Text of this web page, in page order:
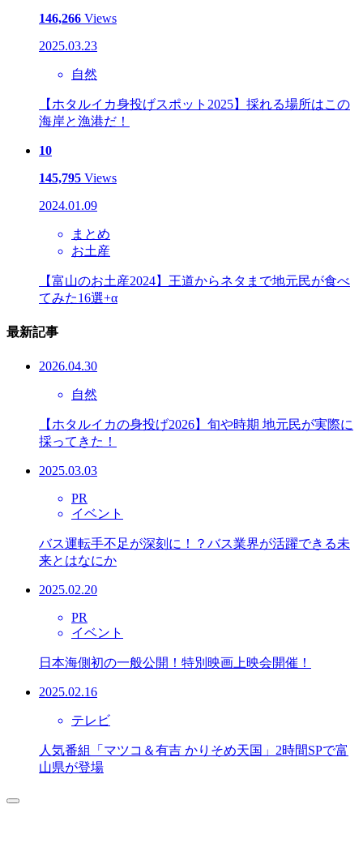
146,266 Views
2025.03.23
自然
【ホタルイカ身投げスポット2025】採れる場所はこの
海岸と漁港だ！
10
145,795 Views
2024.01.09
まとめ
お土産
【富山のお土産2024】王道からネタまで地元民が食べ
てみた16選+α
最新記事
2026.04.30
自然
【ホタルイカの身投げ2026】旬や時期 地元民が実際に
採ってきた！
2025.03.03
PR
イベント
バス運転手不足が深刻に！？バス業界が活躍できる未
来とはなにか
2025.02.20
PR
イベント
日本海側初の一般公開！特別映画上映会開催！
2025.02.16
テレビ
人気番組「マツコ＆有吉 かりそめ天国」2時間SPで富
山県が登場